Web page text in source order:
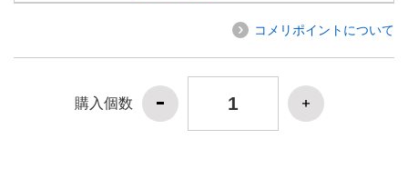
コメリポイントについて
購入個数